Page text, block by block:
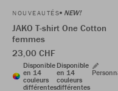
NOUVEAUTÉS NEW!
JAKO T-shirt One Cotton
femmes
23,00 CHF
Disponible
en 14
couleurs
différentes
Disponible
en 14
couleurs
différentes